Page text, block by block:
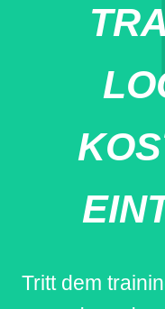
Tritt dem